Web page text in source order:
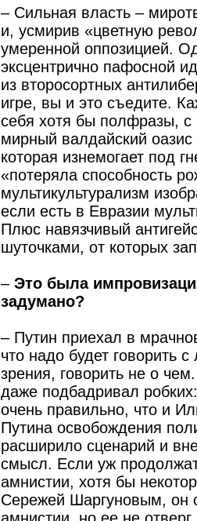
– Сильная власть –
и, усмирив «цветную
умеренной оппозицией.
эксцентрично пафосной
из второсортных
игре, вы и это съедите.
себя хотя бы полфразы, с
мирный валдайский
которая изнемогает под
«потеряла способность
мультикультурализм
если есть в Евразии
Плюс навязчивый
шуточками, от которых
–Это была
задумано?
– Путин приехал в
что надо будет говорить
зрения, говорить не о
даже подбадривал
очень правильно, что и
Путина освобождения
расширило сценарий и
смысл. Если уж
амнистии, хотя бы
Сережей Шаргуновым, он